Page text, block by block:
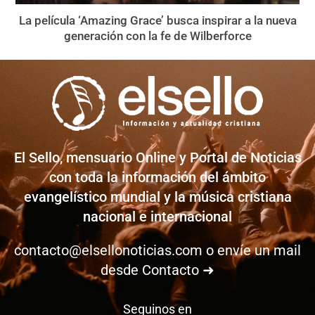
La película ‘Amazing Grace’ busca inspirar a la nueva
generación con la fe de Wilberforce
El Sello, mensuario Online y Portal de Noticias
con toda la información del ámbito
evangelístico mundial y la música cristiana
nacional e internacional
contacto@elsellonoticias.com o envíe un mail
desde Contacto ➜
Seguinos en